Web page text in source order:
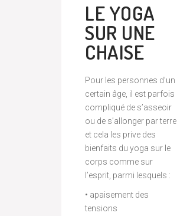
LE YOGA
SUR UNE
CHAISE
Pour les personnes d’un
certain âge, il est parfois
compliqué de s’asseoir
ou de s’allonger par terre
et cela les prive des
bienfaits du yoga sur le
corps comme sur
l’esprit, parmi lesquels :
• apaisement des
tensions